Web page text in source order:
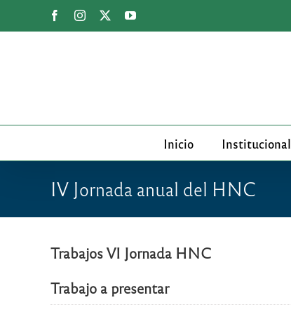
FacebookInstagram YouTube
Inicio Institucional
IV Jornada anual del HNC
Trabajos VI Jornada HNC
Trabajo a presentar